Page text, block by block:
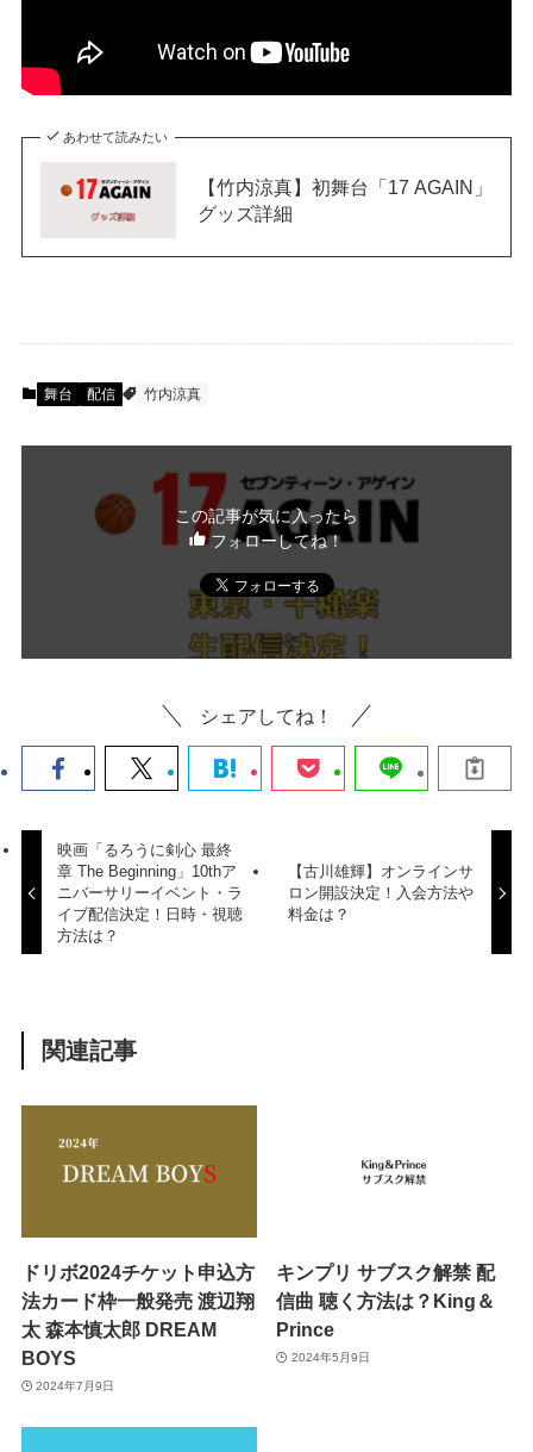
あわせて読みたい
【竹内涼真】初舞台「17 AGAIN」
グッズ詳細
舞台 配信 竹内涼真
この記事が気に入ったら
フォローしてね！
シェアしてね！
映画「るろうに剣心 最終
章 The Beginning」10thア
ニバーサリーイベント・ラ
イブ配信決定！日時・視聴
方法は？
【古川雄輝】オンラインサ
ロン開設決定！入会方法や
料金は？
関連記事
ドリボ2024チケット申込方
法カード枠一般発売 渡辺翔
太 森本慎太郎 DREAM
BOYS
2024年7月9日
キンプリ サブスク解禁 配
信曲 聴く方法は？King＆
Prince
2024年5月9日